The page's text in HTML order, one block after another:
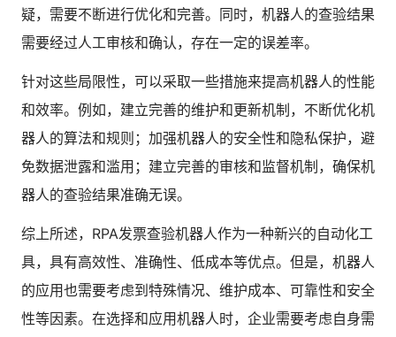
疑，需要不断进行优化和完善。同时，机器人的查验结果
需要经过人工审核和确认，存在一定的误差率。
针对这些局限性，可以采取一些措施来提高机器人的性能
和效率。例如，建立完善的维护和更新机制，不断优化机
器人的算法和规则；加强机器人的安全性和隐私保护，避
免数据泄露和滥用；建立完善的审核和监督机制，确保机
器人的查验结果准确无误。
综上所述，RPA发票查验机器人作为一种新兴的自动化工
具，具有高效性、准确性、低成本等优点。但是，机器人
的应用也需要考虑到特殊情况、维护成本、可靠性和安全
性等因素。在选择和应用机器人时，企业需要考虑自身需